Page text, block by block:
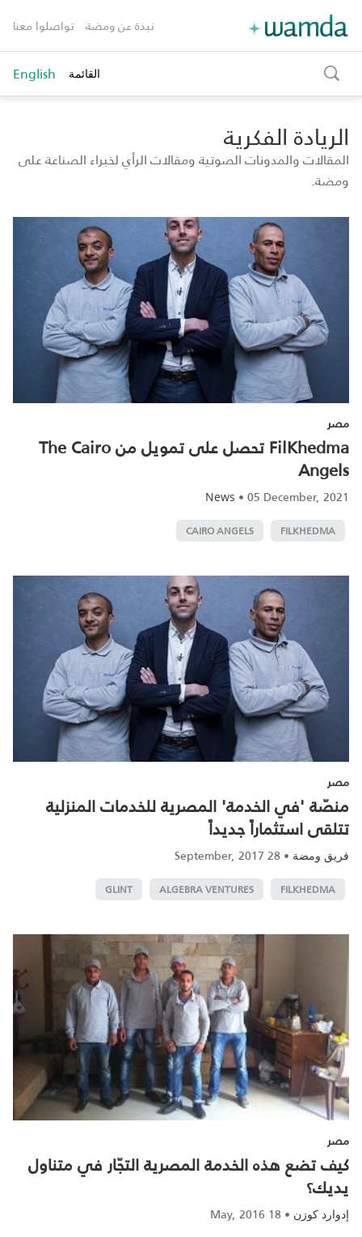
نبذة عن ومضة تواصلوا معنا
toggle
search
القائمة English
الريادة الفكرية
المقالات والمدونات الصوتية ومقالات الرأي لخبراء الصناعة على
ومضة.
مصر
FilKhedma تحصل على تمويل من The Cairo
Angels
News •05 December, 2021
FILKHEDMA
CAIRO ANGELS
مصر
منصّة 'في الخدمة' المصرية للخدمات المنزلية
تتلقى استثماراً جديداً
فريق ومضة •
28 September, 2017
FILKHEDMA
ALGEBRA VENTURES
GLINT
مصر
كيف تضع هذه الخدمة المصرية التجّار في متناول
يديك؟
إدوارد كوزن •
18 May, 2016